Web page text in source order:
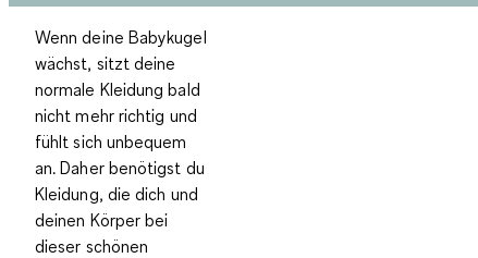
Wenn deine Babykugel
wächst, sitzt deine
normale Kleidung bald
nicht mehr richtig und
fühlt sich unbequem
an. Daher benötigst du
Kleidung, die dich und
deinen Körper bei
dieser schönen